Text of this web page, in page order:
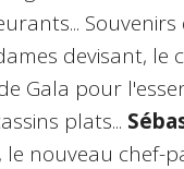
devisant, le
Gala pour
plats...
le nouveau chef-